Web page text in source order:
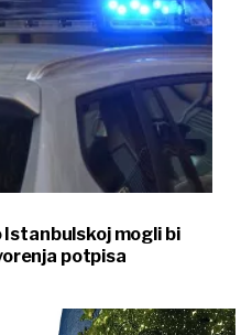
Istanbulskoj mogli bi
potpisa